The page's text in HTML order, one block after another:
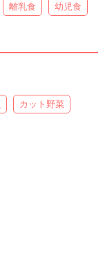
離乳食 幼児食
カット野菜